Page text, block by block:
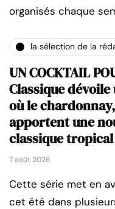
organisés chaque
la sélection de la
UN COCKTAIL
Classique
où le
apportent une
classique tropical
7 août 2026
Cette série met en
cet été dans